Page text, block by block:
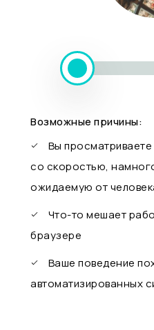
Возможные причины:
Вы просматриваете
со скоростью,
ожидаемую от
Что-то мешает
браузере
Ваше поведение
автоматизированных